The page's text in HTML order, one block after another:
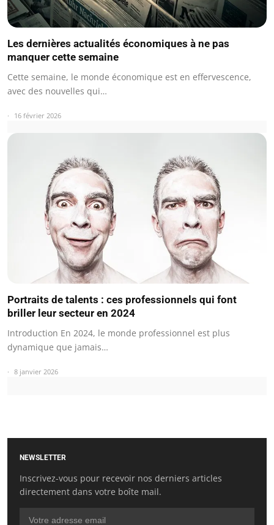
Les dernières actualités économiques à ne pas
manquer cette semaine
Cette semaine, le monde économique est en effervescence,
avec des nouvelles qui…
16 février 2026
Portraits de talents : ces professionnels qui font
briller leur secteur en 2024
Introduction En 2024, le monde professionnel est plus
dynamique que jamais…
8 janvier 2026
NEWSLETTER
Inscrivez-vous pour recevoir nos derniers articles
directement dans votre boîte mail.